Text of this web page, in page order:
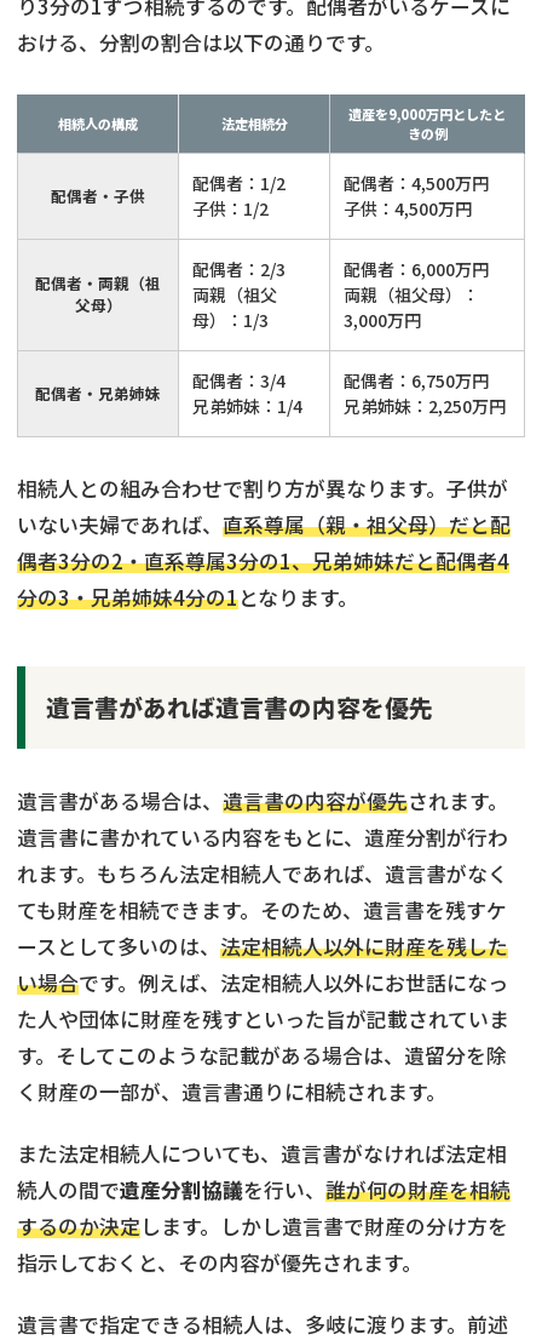
おける、分割の割合は以下の通りです。
相続人の構成 法定相続分
遺産を9,000万円としたと
きの例
配偶者・子供
配偶者：1/2
子供：1/2
配偶者：4,500万円
子供：4,500万円
配偶者・両親（祖
父母）
配偶者：2/3
両親（祖父
母）：1/3
配偶者：6,000万円
両親（祖父母）：
3,000万円
配偶者・兄弟姉妹
配偶者：3/4
兄弟姉妹：1/4
配偶者：6,750万円
兄弟姉妹：2,250万円
相続人との組み合わせで割り方が異なります。子供が
いない夫婦であれば、 直系尊属（親・祖父母）だと配
偶者3分の2・直系尊属3分の1、兄弟姉妹だと配偶者4
分の3・兄弟姉妹4分の1となります。
遺言書があれば遺言書の内容を優先
遺言書がある場合は、 遺言書の内容が優先されます。
遺言書に書かれている内容をもとに、遺産分割が行わ
れます。もちろん法定相続人であれば、遺言書がなく
ても財産を相続できます。そのため、遺言書を残すケ
ースとして多いのは、 法定相続人以外に財産を残した
い場合です。例えば、法定相続人以外にお世話になっ
た人や団体に財産を残すといった旨が記載されていま
す。そしてこのような記載がある場合は、遺留分を除
く財産の一部が、遺言書通りに相続されます。
また法定相続人についても、遺言書がなければ法定相
続人の間で遺産分割協議を行い、 誰が何の財産を相続
するのか決定します。しかし遺言書で財産の分け方を
指示しておくと、その内容が優先されます。
遺言書で指定できる相続人は、多岐に渡ります。前述